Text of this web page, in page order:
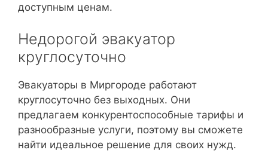
доступным ценам.
Недорогой эвакуатор
круглосуточно
Эвакуаторы в Миргороде работают
круглосуточно без выходных. Они
предлагаем конкурентоспособные тарифы и
разнообразные услуги, поэтому вы сможете
найти идеальное решение для своих нужд.